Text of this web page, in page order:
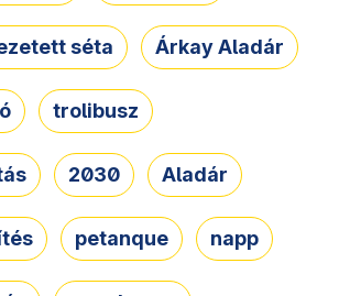
séta Árkay Aladár
trolibusz
2030 Aladár
petanque napp